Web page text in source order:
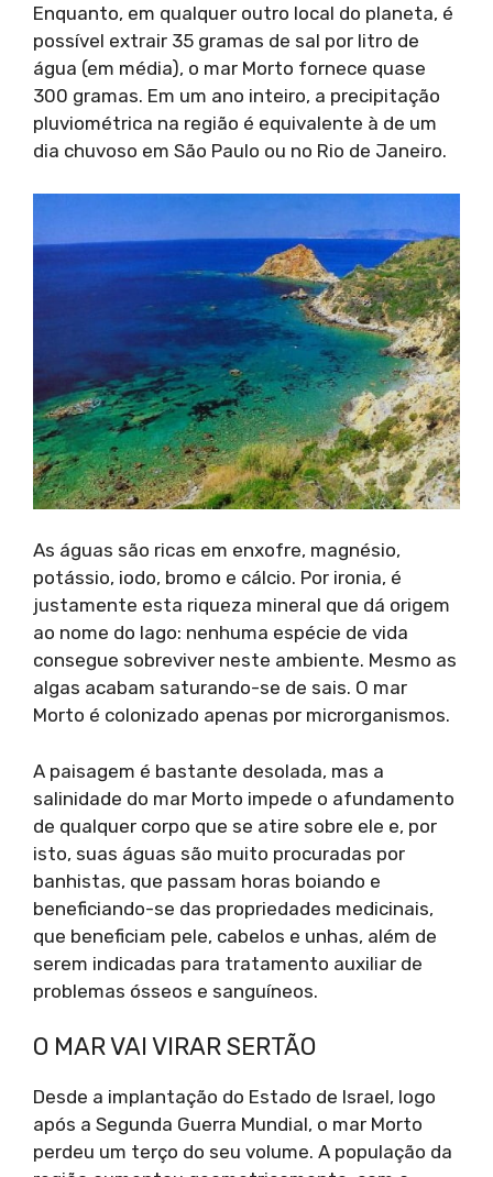
Enquanto, em qualquer outro local do planeta, é
possível extrair 35 gramas de sal por litro de
água (em média), o mar Morto fornece quase
300 gramas. Em um ano inteiro, a precipitação
pluviométrica na região é equivalente à de um
dia chuvoso em São Paulo ou no Rio de Janeiro.
As águas são ricas em enxofre, magnésio,
potássio, iodo, bromo e cálcio. Por ironia, é
justamente esta riqueza mineral que dá origem
ao nome do lago: nenhuma espécie de vida
consegue sobreviver neste ambiente. Mesmo as
algas acabam saturando-se de sais. O mar
Morto é colonizado apenas por microrganismos.
A paisagem é bastante desolada, mas a
salinidade do mar Morto impede o afundamento
de qualquer corpo que se atire sobre ele e, por
isto, suas águas são muito procuradas por
banhistas, que passam horas boiando e
beneficiando-se das propriedades medicinais,
que beneficiam pele, cabelos e unhas, além de
serem indicadas para tratamento auxiliar de
problemas ósseos e sanguíneos.
O MAR VAI VIRAR SERTÃO
Desde a implantação do Estado de Israel, logo
após a Segunda Guerra Mundial, o mar Morto
perdeu um terço do seu volume. A população da